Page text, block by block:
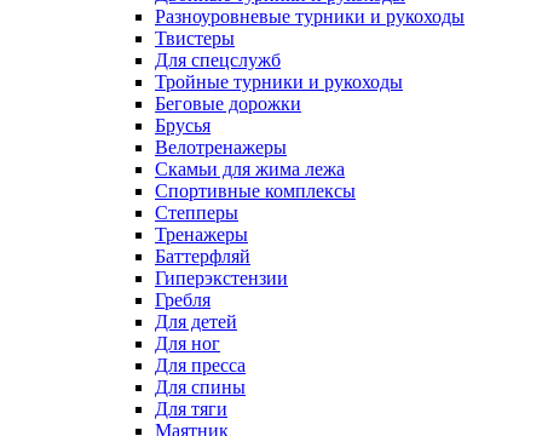
Разноуровневые турники и рукоходы
Твистеры
Для спецслужб
Тройные турники и рукоходы
Беговые дорожки
Брусья
Велотренажеры
Скамьи для жима лежа
Спортивные комплексы
Степперы
Тренажеры
Баттерфляй
Гиперэкстензии
Гребля
Для детей
Для ног
Для пресса
Для спины
Для тяги
Маятник